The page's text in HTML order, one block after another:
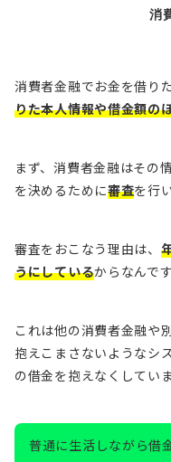
消
消費者金融でお金を借りた
りた本人情報や借金額の
まず、消費者金融はその
を決めるために審査を行
審査をおこなう理由は、
うにしているからなんです
これは他の消費者金融や
抱えこまさないようなシ
の借金を抱えなくしていま
普通に生活しながら借